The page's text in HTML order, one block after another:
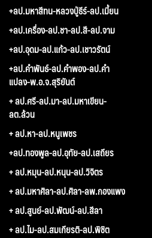
+ลป.มหาสีทน-หลวงปู่ธีร์-ลป.เมี้ยน
+ลป.เครื่อง-ลป.ชา-ลป.สี-ลป.จาม
+ลป.อุดม-ลป.แก้ว-ลป.เชาวรัตน์
+ลป.คำพันธ์-ลป.คำพอง-ลป.คำ
แปลง-พ.อ.จ.สุริยันต์
+ ลป.ศรี-ลป.มา-ลป.มหาเขียน-
ลต.ล้วน
+ ลป.หา-ลป.หนูเพชร
+ลป.ทองพูล-ลป.อุทัย-ลป.เสถียร
+ ลป.หมุน-ลป.หนุน-ลป.วิจิตร
+ ลป.มหาศิลา-ลป.ศิลา-ลพ.กองแพง
+ ลป.สูนย์-ลป.พัฒน์-ลป.สีลา
+ ลป.ไม-ลป.สมเกียรติ-ลป.พิชิต